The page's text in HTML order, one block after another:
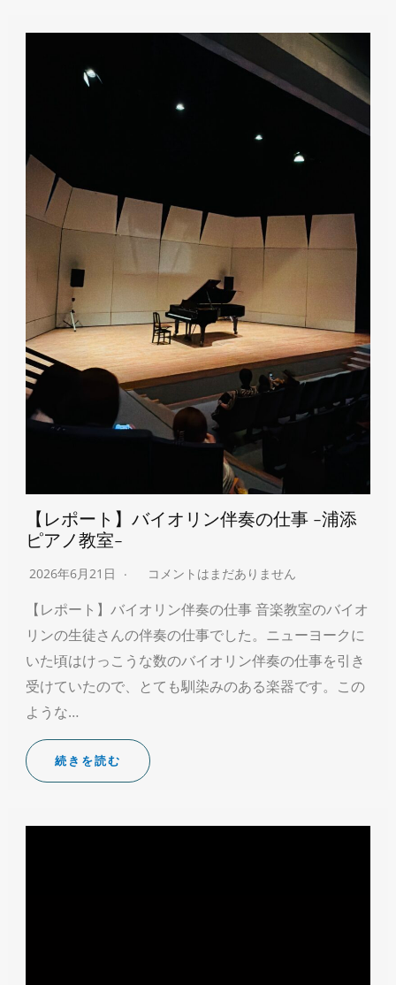
【レポート】バイオリン伴奏の仕事 -浦添
ピアノ教室-
2026年6月21日 コメントはまだありません
【レポート】バイオリン伴奏の仕事 音楽教室のバイオ
リンの生徒さんの伴奏の仕事でした。ニューヨークに
いた頃はけっこうな数のバイオリン伴奏の仕事を引き
受けていたので、とても馴染みのある楽器です。この
ような…
続きを読む